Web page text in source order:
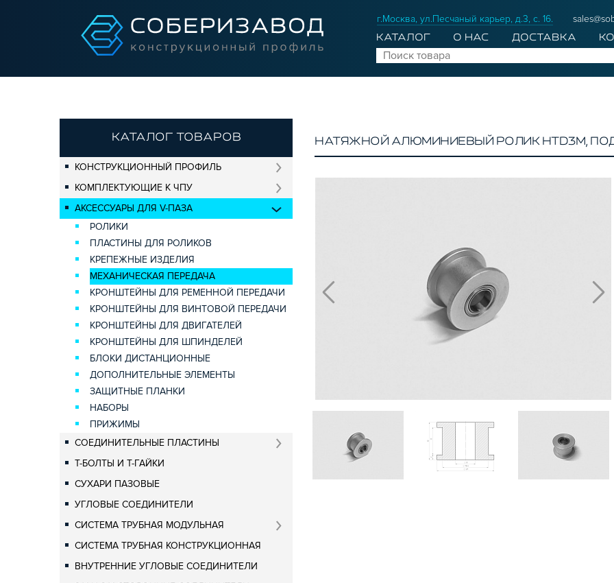
г.Москва, ул.Песчаный карьер, д.3, с. 16.
КАТАЛОГ О НАС ДОСТАВКА
КАТАЛОГ ТОВАРОВ
КОНСТРУКЦИОННЫЙ ПРОФИЛЬ
КОМПЛЕКТУЮЩИЕ К ЧПУ
АКСЕССУАРЫ ДЛЯ V-ПАЗА
РОЛИКИ
ПЛАСТИНЫ ДЛЯ РОЛИКОВ
КРЕПЕЖНЫЕ ИЗДЕЛИЯ
МЕХАНИЧЕСКАЯ ПЕРЕДАЧА
КРОНШТЕЙНЫ ДЛЯ РЕМЕННОЙ ПЕРЕДАЧИ
КРОНШТЕЙНЫ ДЛЯ ВИНТОВОЙ ПЕРЕДАЧИ
КРОНШТЕЙНЫ ДЛЯ ДВИГАТЕЛЕЙ
КРОНШТЕЙНЫ ДЛЯ ШПИНДЕЛЕЙ
БЛОКИ ДИСТАНЦИОННЫЕ
ДОПОЛНИТЕЛЬНЫЕ ЭЛЕМЕНТЫ
ЗАЩИТНЫЕ ПЛАНКИ
НАБОРЫ
ПРИЖИМЫ
СОЕДИНИТЕЛЬНЫЕ ПЛАСТИНЫ
Т-БОЛТЫ И Т-ГАЙКИ
СУХАРИ ПАЗОВЫЕ
УГЛОВЫЕ СОЕДИНИТЕЛИ
СИСТЕМА ТРУБНАЯ МОДУЛЬНАЯ
СИСТЕМА ТРУБНАЯ КОНСТРУКЦИОННАЯ
ВНУТРЕННИЕ УГЛОВЫЕ СОЕДИНИТЕЛИ
НАТЯЖНОЙ АЛЮМИНИЕВЫЙ РОЛИК HTD3M,